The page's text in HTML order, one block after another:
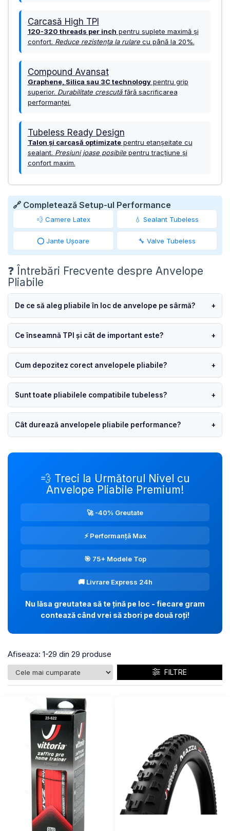
Carcasă High TPI
120-320 threads per inch pentru suplete maximă și
confort. Reduce rezistența la rularecu până la 20%.
Compound Avansat
Graphene, Silica sau 3C technologypentru grip
superior. Durabilitate crescutăfără sacrificarea
performanței.
Tubeless Ready Design
Talon și carcasă optimizatepentru etanșeitate cu
sealant. Presiuni joase posibilepentru tracțiune și
confort maxim.
🔗 Completează Setup-ul Performance
💨 Camere Latex 💧 Sealant Tubeless
⭕ Jante Ușoare 🔧 Valve Tubeless
❓ Întrebări Frecvente despre Anvelope
Pliabile
De ce să aleg pliabile în loc de anvelope pe sârmă? +
Ce înseamnă TPI și cât de important este? +
Cum depozitez corect anvelopele pliabile? +
Sunt toate pliabilele compatibile tubeless? +
Cât durează anvelopele pliabile performance? +
💨 Treci la Următorul Nivel cu
Anvelope Pliabile Premium!
🚀 -40% Greutate
⚡ Performanță Max
🎯 75+ Modele Top
🚚 Livrare Express 24h
Nu lăsa greutatea să te țină pe loc - fiecare gram
contează când vrei să zbori pe două roți!
Afiseaza: 1-29 din 29 produse
FILTRE